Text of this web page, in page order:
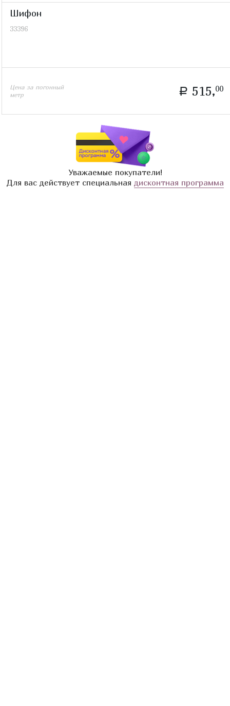
Шифон
33396
Цена за погонный
метр
a 515,00
Уважаемые покупатели!
Для вас действует специальная дисконтная программа